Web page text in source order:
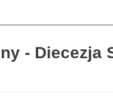
- Diecezja